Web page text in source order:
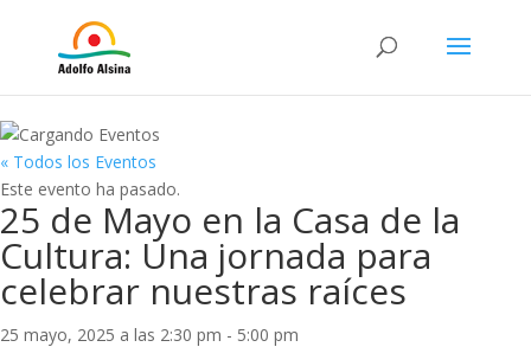
« Todos los Eventos
Este evento ha pasado.
25 de Mayo en la Casa de la
Cultura: Una jornada para
celebrar nuestras raíces
25 mayo, 2025 a las 2:30 pm - 5:00 pm